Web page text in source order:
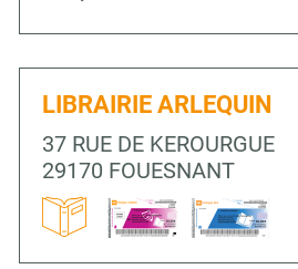
LIBRAIRIE ARLEQUIN
37 RUE DE KEROURGUE
29170 FOUESNANT